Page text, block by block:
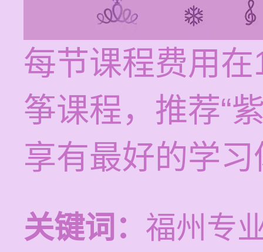
每节课程费用
筝课程，推荐“
享有最好的学
关键词： 福州专